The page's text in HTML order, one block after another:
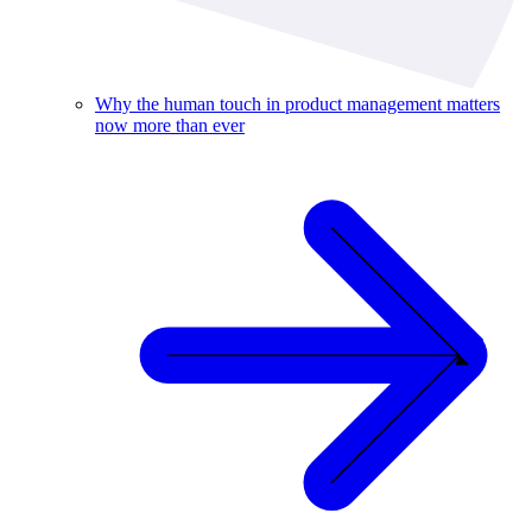
Why the human touch in product management matters
now more than ever